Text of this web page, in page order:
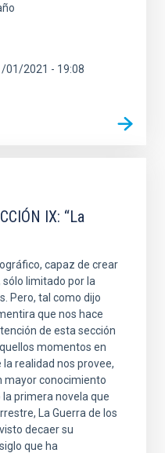
01/2021 - 19:08
IX: “La
capaz de crear
limitado por la
Pero, tal como dijo
que nos hace
de esta sección
momentos en
realidad nos provee,
mayor conocimiento
primera novela que
La Guerra de los
decaer su
que ha